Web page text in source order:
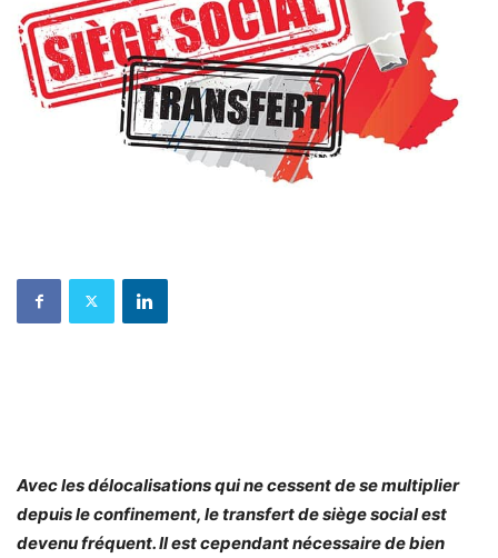
Avec les délocalisations qui ne cessent de se multiplier
depuis le confinement, le transfert de siège social est
devenu fréquent. Il est cependant nécessaire de bien